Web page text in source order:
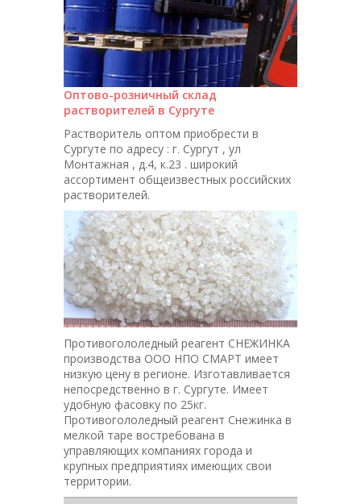
Оптово-розничный склад
растворителей в Сургуте
Растворитель оптом приобрести в
Сургуте по адресу : г. Сургут , ул
Монтажная , д.4, к.23 . широкий
ассортимент общеизвестных российских
растворителей.
Противогололедный реагент СНЕЖИНКА
производства ООО НПО СМАРТ имеет
низкую цену в регионе. Изготавливается
непосредственно в г. Сургуте. Имеет
удобную фасовку по 25кг.
Противогололедный реагент Снежинка в
мелкой таре востребована в
управляющих компаниях города и
крупных предприятиях имеющих свои
территории.